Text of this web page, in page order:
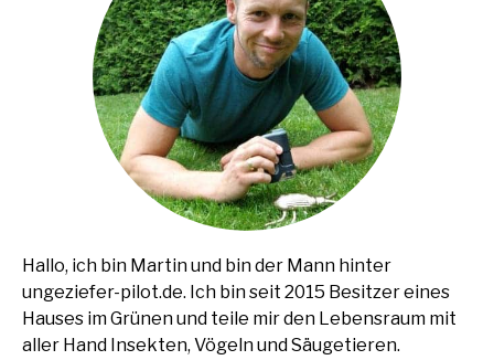
Hallo, ich bin Martin und bin der Mann hinter
ungeziefer-pilot.de. Ich bin seit 2015 Besitzer eines
Hauses im Grünen und teile mir den Lebensraum mit
aller Hand Insekten, Vögeln und Säugetieren.